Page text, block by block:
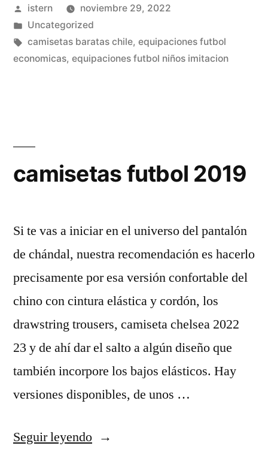
sala»
Publicado
por
istern
noviembre 29, 2022
Publicado
en
Uncategorized
Etiquetas:
camisetas baratas chile, equipaciones futbol
economicas, equipaciones futbol niños imitacion
camisetas futbol 2019
Si te vas a iniciar en el universo del pantalón
de chándal, nuestra recomendación es hacerlo
precisamente por esa versión confortable del
chino con cintura elástica y cordón, los
drawstring trousers, camiseta chelsea 2022
23 y de ahí dar el salto a algún diseño que
también incorpore los bajos elásticos. Hay
versiones disponibles, de unos …
Seguir leyendo«camisetas